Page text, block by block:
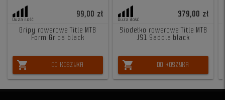
Duża ilość
99,00 zł
Gripy rowerowe Title MTB
Form Grips black
shopping_cart DO KOSZYKA
Duża ilość
379,00 zł
Siodełko rowerowe Title MTB
JS1 Saddle black
shopping_cart DO KOSZYKA